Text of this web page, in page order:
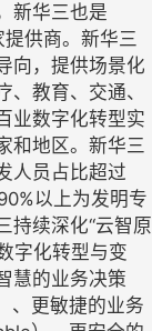
新华三也是
供商。新华三
向，提供场景化
教育、交通、
业数字化转型实
和地区。新华三
人员占比超过
以上为发明专
持续深化“云智原
字化转型与变
慧的业务决策
、更敏捷的业务